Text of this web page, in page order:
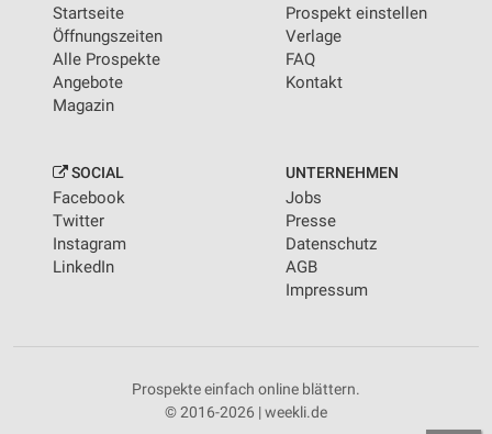
Startseite
Öffnungszeiten
Alle Prospekte
Angebote
Magazin
Prospekt einstellen
Verlage
FAQ
Kontakt
SOCIAL
Facebook
Twitter
Instagram
LinkedIn
UNTERNEHMEN
Jobs
Presse
Datenschutz
AGB
Impressum
Prospekte einfach online blättern.
© 2016-2026 | weekli.de